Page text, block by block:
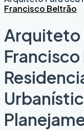
Francisco Beltrão
Arquiteto